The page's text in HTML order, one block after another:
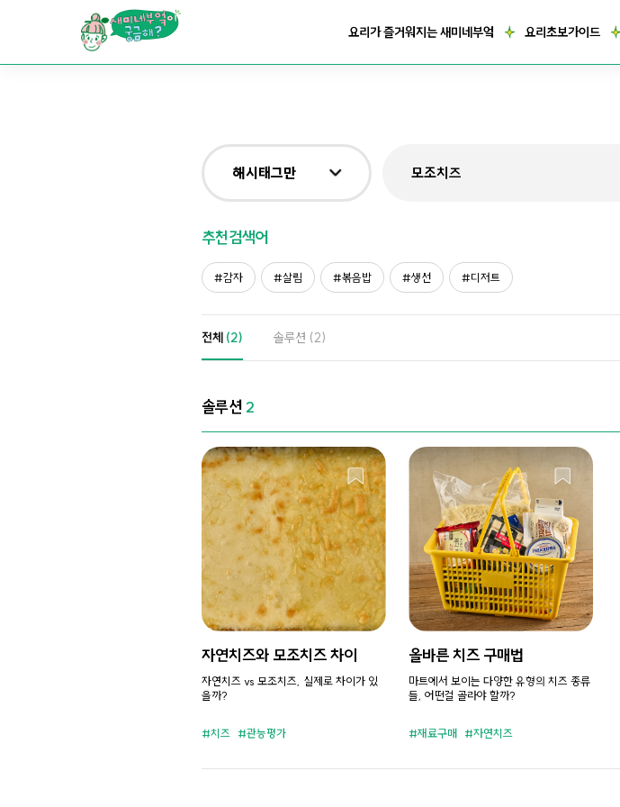
요리가
요리가 즐거워지는 새미네부엌 요리초보가이드
해시태그만
전체
제목&내용만
재료만
해시태그만
추천검색어
감자 살림 볶음밥 생선 디저트
전체 (2) 솔루션 (2)
솔루션 2
자연치즈와 모조치즈 차이
자연치즈 vs 모조치즈, 실제로 차이가 있
을까?
치즈 관능평가
올바른 치즈 구매법
마트에서 보이는 다양한 유형의 치즈 종류
들, 어떤걸 골라야 할까?
재료구매 자연치즈